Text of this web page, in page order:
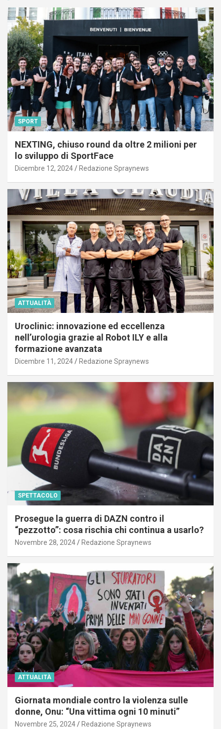
SPORT
NEXTING, chiuso round da oltre 2 milioni per
lo sviluppo di SportFace
Dicembre 12, 2024 Redazione Spraynews
ATTUALITÀ
Uroclinic: innovazione ed eccellenza
nell’urologia grazie al Robot ILY e alla
formazione avanzata
Dicembre 11, 2024 Redazione Spraynews
SPETTACOLO
Prosegue la guerra di DAZN contro il
“pezzotto”: cosa rischia chi continua a usarlo?
Novembre 28, 2024 Redazione Spraynews
ATTUALITÀ
Giornata mondiale contro la violenza sulle
donne, Onu: “Una vittima ogni 10 minuti”
Novembre 25, 2024 Redazione Spraynews